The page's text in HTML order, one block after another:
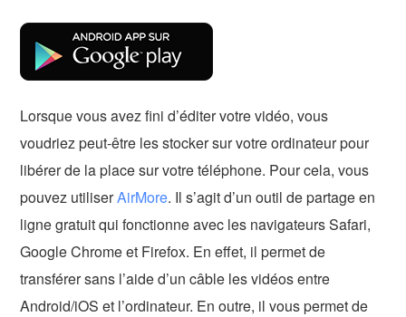
Lorsque vous avez fini d’éditer votre vidéo, vous
voudriez peut-être les stocker sur votre ordinateur pour
libérer de la place sur votre téléphone. Pour cela, vous
pouvez utiliserAirMore. Il s’agit d’un outil de partage en
ligne gratuit qui fonctionne avec les navigateurs Safari,
Google Chrome et Firefox. En effet, il permet de
transférer sans l’aide d’un câble les vidéos entre
Android/iOS et l’ordinateur. En outre, il vous permet de